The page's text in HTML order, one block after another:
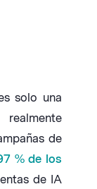
solo una
de
% de los
de IA